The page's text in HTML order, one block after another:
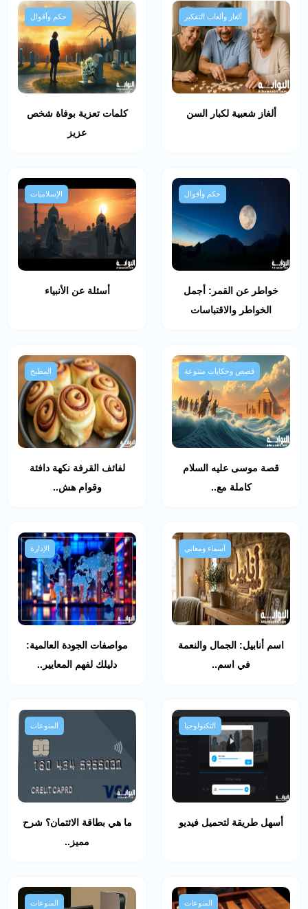
ألغاز وألعاب التفكير
ألغاز شعبية لكبار السن
حكم وأقوال
كلمات تعزية بوفاة شخص
عزيز
حكم وأقوال
خواطر عن القمر: أجمل
الخواطر والاقتباسات
الإسلاميات
أسئلة عن الأنبياء
قصص وحكايات متنوعة
قصة موسى عليه السلام
كاملة مع..
المطبخ
لفائف القرفة نكهة دافئة
وقوام هش..
أسماء ومعاني
اسم أنابيل: الجمال والنعمة
في اسم..
الإدارة
مواصفات الجودة العالمية:
دليلك لفهم المعايير..
التكنولوجيا
أسهل طريقة لتحميل فيديو
المنوعات
ما هي بطاقة الائتمان؟ شرح
مميز..
المنوعات المنوعات